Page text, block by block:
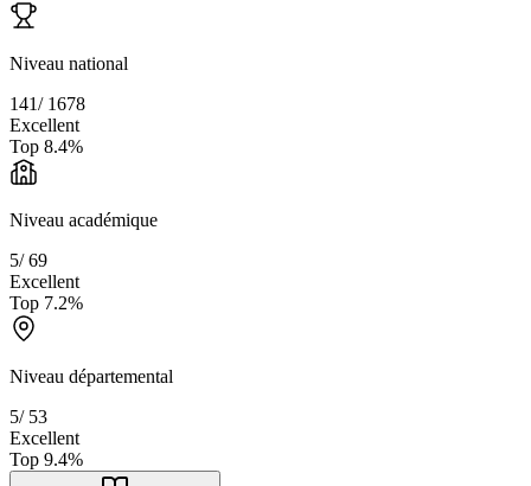
Niveau national
141/ 1678
Excellent
Top 8.4%
Niveau académique
5/69
Excellent
Top 7.2%
Niveau départemental
5/ 53
Excellent
Top 9.4%